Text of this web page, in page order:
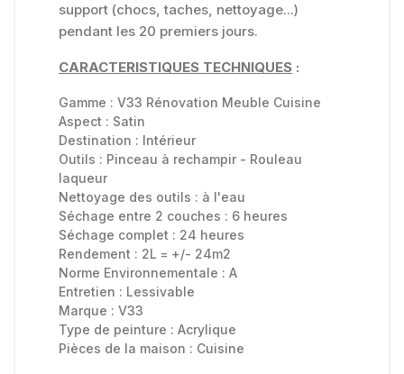
support (chocs, taches, nettoyage...)
pendant les 20 premiers jours.
CARACTERISTIQUES TECHNIQUES :
Gamme : V33 Rénovation Meuble Cuisine
Aspect : Satin
Destination : Intérieur
Outils : Pinceau à rechampir - Rouleau
laqueur
Nettoyage des outils : à l'eau
Séchage entre 2 couches : 6 heures
Séchage complet : 24 heures
Rendement : 2L = +/- 24m2
Norme Environnementale : A
Entretien : Lessivable
Marque : V33
Type de peinture : Acrylique
Pièces de la maison : Cuisine